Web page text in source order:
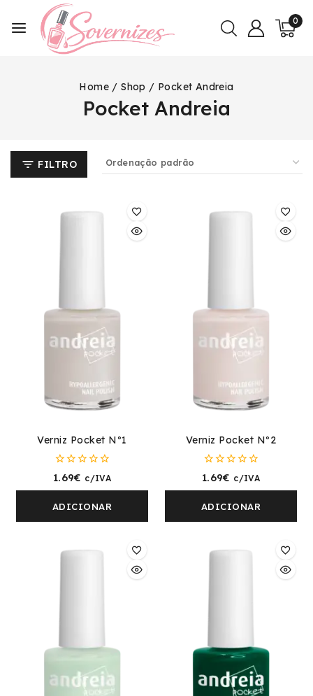
0
Home / Shop / Pocket Andreia
Pocket Andreia
FILTRO
Verniz Pocket Nº1
0
fora
5
1.69€ c/IVA
ADICIONAR
Verniz Pocket Nº2
0
fora
5
1.69€ c/IVA
ADICIONAR